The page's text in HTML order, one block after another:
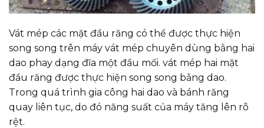
Vát mép các mặt đầu răng có thể được thực hiện
song song trên máy vát mép chuyên dùng bằng hai
dao phay dạng đĩa một đầu mối. vát mép hai mặt
đầu răng được thực hiện song song bằng dao.
Trong quá trình gia công hai dao và bánh răng
quay liên tục, do đó năng suất của máy tăng lên rõ
rệt.